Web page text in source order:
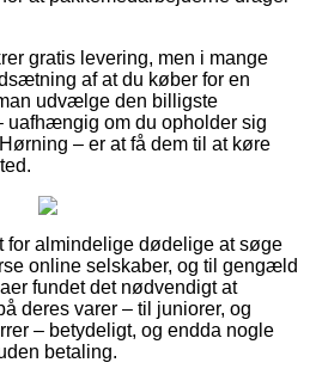
gratis levering, men i mange
af at du køber for en
udvælge den billigste
uafhængig om du opholder sig
– er at få dem til at køre
for almindelige dødelige at søge
online selskaber, og til gengæld
fundet det nødvendigt at
deres varer – til juniorer, og
– betydeligt, og endda nogle
betaling.